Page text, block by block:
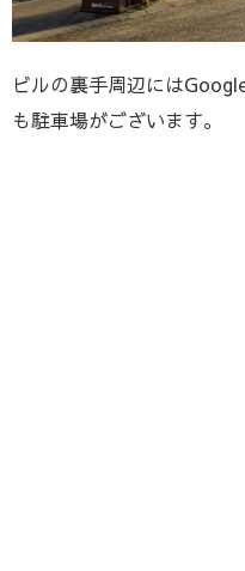
ビルの裏手周辺には
も駐車場がございます。